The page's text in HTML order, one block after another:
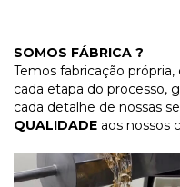
SOMOS FÁBRICA ?
Temos fabricação
cada etapa do processo,
cada detalhe de nossas
QUALIDADE aos nossos